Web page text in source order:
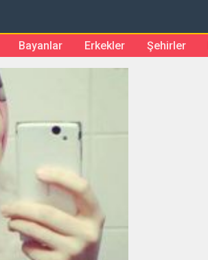
Bayanlar Erkekler Şehirler